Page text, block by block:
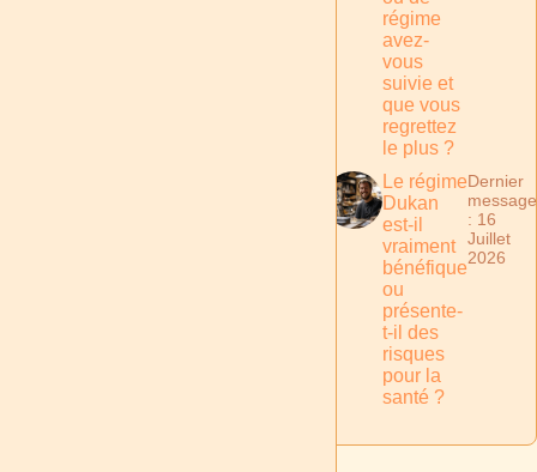
régime
avez-
vous
suivie et
que vous
regrettez
le plus ?
Le régime
Dukan
est-il
vraiment
bénéfique
ou
présente-
t-il des
risques
pour la
santé ?
Dernier
message
: 16
Juillet
2026